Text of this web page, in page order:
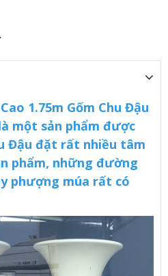
1.75m Gốm Chu Đậu
một sản phẩm được
Đậu đặt rất nhiều tâm
phẩm, những đường
phượng múa rất có